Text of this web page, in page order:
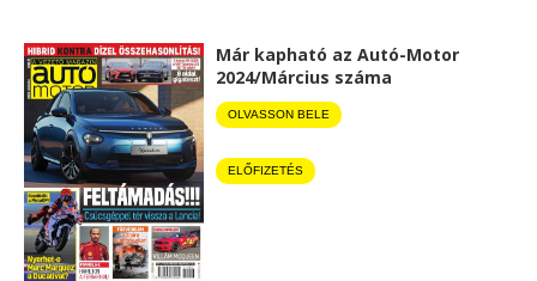
Már kapható az Autó-Motor
2024/Március száma
OLVASSON BELE
ELŐFIZETÉS